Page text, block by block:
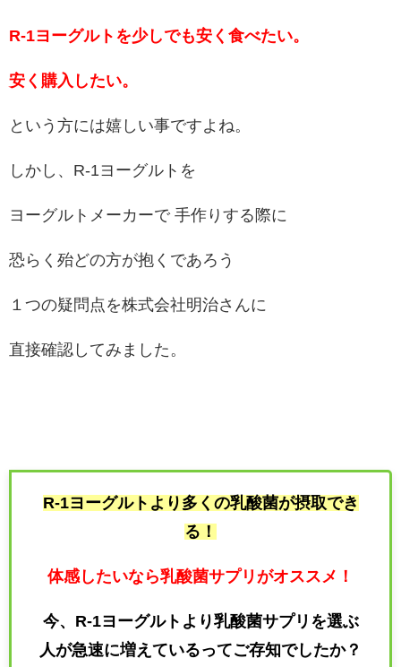
R-1ヨーグルトを少しでも安く食べたい。
安く購入したい。
という方には嬉しい事ですよね。
しかし、R-1ヨーグルトを
ヨーグルトメーカーで 手作りする際に
恐らく殆どの方が抱くであろう
１つの疑問点を株式会社明治さんに
直接確認してみました。
R-1ヨーグルトより多くの乳酸菌が摂取でき
る！
体感したいなら乳酸菌サプリがオススメ！
今、R-1ヨーグルトより乳酸菌サプリを選ぶ
人が急速に増えているってご存知でしたか？